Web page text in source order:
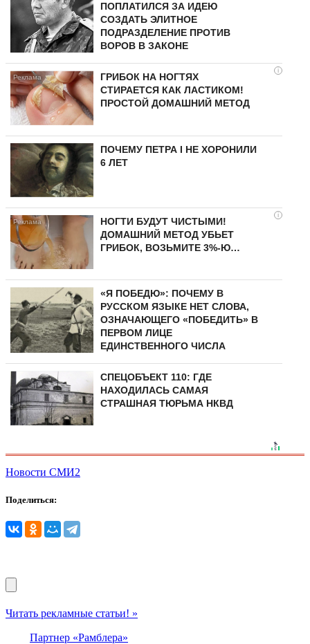
ПОПЛАТИЛСЯ ЗА ИДЕЮ
СОЗДАТЬ ЭЛИТНОЕ
ПОДРАЗДЕЛЕНИЕ ПРОТИВ
ВОРОВ В ЗАКОНЕ
i
ГРИБОК НА НОГТЯХ
СТИРАЕТСЯ КАК ЛАСТИКОМ!
ПРОСТОЙ ДОМАШНИЙ МЕТОД
ПОЧЕМУ ПЕТРА I НЕ ХОРОНИЛИ
6 ЛЕТ
i
НОГТИ БУДУТ ЧИСТЫМИ!
ДОМАШНИЙ МЕТОД УБЬЕТ
ГРИБОК, ВОЗЬМИТЕ 3%-Ю…
«Я ПОБЕДЮ»: ПОЧЕМУ В
РУССКОМ ЯЗЫКЕ НЕТ СЛОВА,
ОЗНАЧАЮЩЕГО «ПОБЕДИТЬ» В
ПЕРВОМ ЛИЦЕ
ЕДИНСТВЕННОГО ЧИСЛА
СПЕЦОБЪЕКТ 110: ГДЕ
НАХОДИЛАСЬ САМАЯ
СТРАШНАЯ ТЮРЬМА НКВД
Новости СМИ2
Поделиться:
Читать рекламные статьи! »
Партнер «Рамблера»